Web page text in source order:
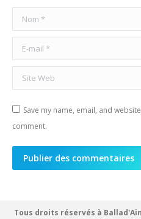
Nom *
E-mail *
Site Web
Save my name, email, and
comment.
Publier des commentaires
Tous droits réservés à Ballad'Ain